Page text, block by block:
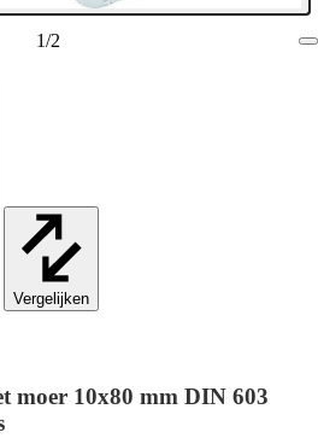
1/2
Vergelijken
moer 10x80 mm DIN 603